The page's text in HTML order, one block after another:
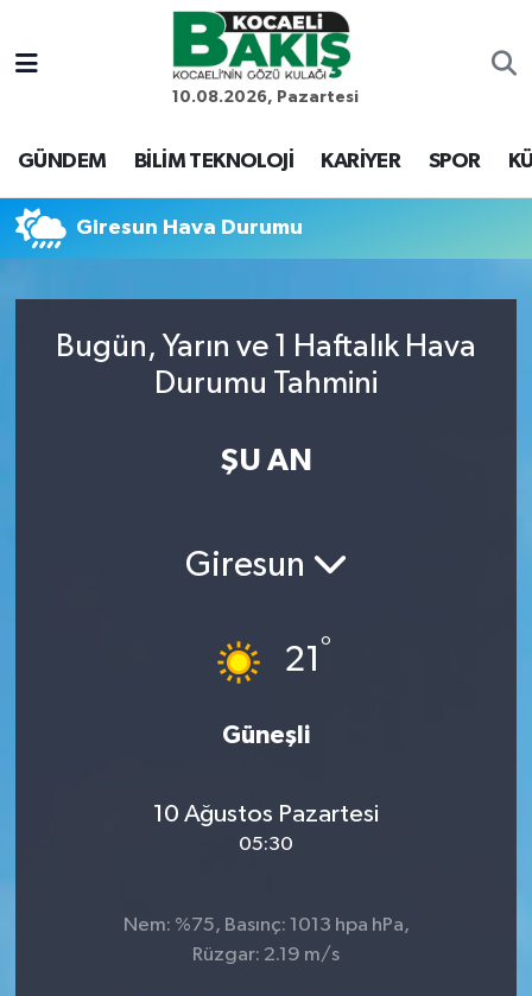
10.08.2026, Pazartesi
GÜNDEM BİLİM TEKNOLOJİ KARİYER SPOR
Giresun Hava Durumu
Bugün, Yarın ve 1 Haftalık Hava
Durumu Tahmini
ŞU AN
Giresun
21 °
Güneşli
10 Ağustos Pazartesi
05:30
Nem: %75, Basınç: 1013 hpa hPa,
Rüzgar: 2.19 m/s
Kocaeli Nöbetçi Eczaneler
Kocaeli Hava Durumu
Tüm Manşetler
Son Dakika Haberleri